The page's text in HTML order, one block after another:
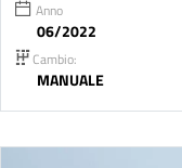
Anno
06/2022
Cambio:
MANUALE